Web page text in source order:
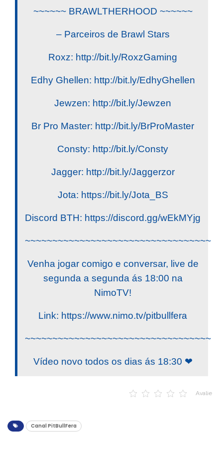
~~~~~~ BRAWLTHERHOOD ~~~~~~
– Parceiros de Brawl Stars
Roxz: http://bit.ly/RoxzGaming
Edhy Ghellen: http://bit.ly/EdhyGhellen
Jewzen: http://bit.ly/Jewzen
Br Pro Master: http://bit.ly/BrProMaster
Consty: http://bit.ly/Consty
Jagger: http://bit.ly/Jaggerzor
Jota: https://bit.ly/Jota_BS
Discord BTH: https://discord.gg/wEkMYjg
~~~~~~~~~~~~~~~~~~~~~~~~~~~~~~~~~~
Venha jogar comigo e conversar, live de
segunda a segunda ás 18:00 na
NimoTV!
Link: https://www.nimo.tv/pitbullfera
~~~~~~~~~~~~~~~~~~~~~~~~~~~~~~~~~~
Vídeo novo todos os dias ás 18:30 ❤
Avalie
Canal PitBullFera